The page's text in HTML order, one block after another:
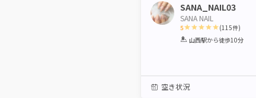
SANA_NAIL03
SANA NAIL
5
1 2 3 4 5
(115件)
山西駅から徒歩10分
空き状況